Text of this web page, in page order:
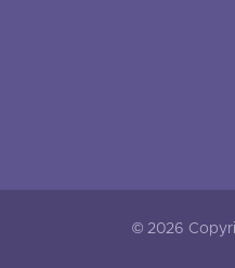
© 2026